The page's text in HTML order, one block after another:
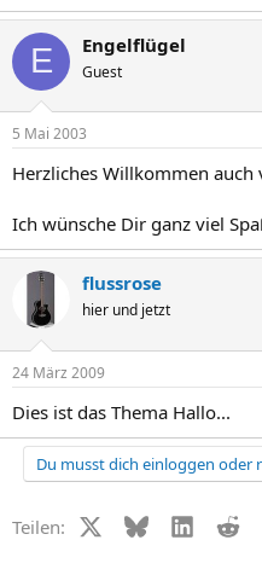
E Engelflügel
Guest
5 Mai 2003
Herzliches Willkommen auch
Ich wünsche Dir ganz viel
flussrose
hier und jetzt
24 März 2009
Dies ist das Thema Hallo...
Du musst dich einloggen oder
Teilen: X (Twitter)
Bluesky